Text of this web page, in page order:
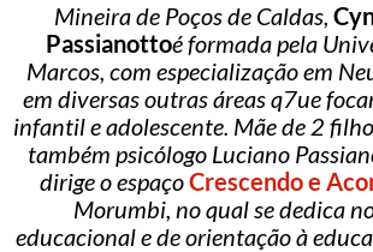
Mineira de Poços de Caldas,
Passianottoé formada pela
Marcos, com especialização em
em diversas outras áreas q7ue
infantil e adolescente. Mãe de 2
também psicólogo Luciano
dirige o espaçoCrescendo e
Morumbi, no qual se dedica
educacional e de orientação à